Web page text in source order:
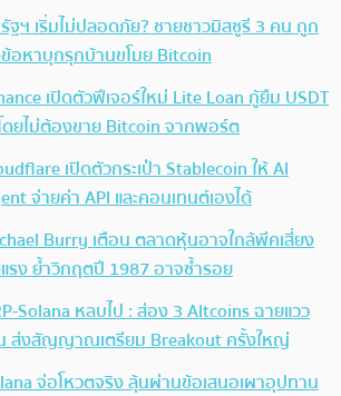
ฐฯ เริ่มไม่ปลอดภัย? ชายชาวมิสซูรี 3 คน ถูก
อหาบุกรุกบ้านขโมย Bitcoin
เปิดตัวฟีเจอร์ใหม่ Lite Loan กู้ยืม USDT
ดยไม่ต้องขาย Bitcoin จากพอร์ต
เปิดตัวกระเป๋า Stablecoin ให้ AI
จ่ายค่า API และคอนเทนต์เองได้
Burry เตือน ตลาดหุ้นอาจใกล้พีคเสี่ยง
รง ย้ำวิกฤตปี 1987 อาจซ้ำรอย
Solana หลบไป : ส่อง 3 Altcoins ฉายแวว
ส่งสัญญาณเตรียม Breakout ครั้งใหญ่
จ่อโหวตจริง ลุ้นผ่านข้อเสนอเผาอุปทาน